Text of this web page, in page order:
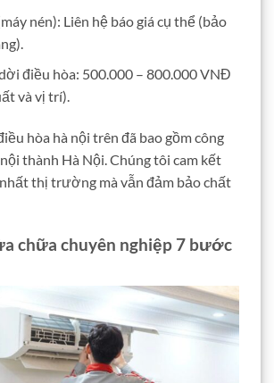
nén): Liên hệ báo giá cụ thể (bảo
điều hòa: 500.000 – 800.000 VNĐ
và vị trí).
hòa hà nội trên đã bao gồm công
thành Hà Nội. Chúng tôi cam kết
thị trường mà vẫn đảm bảo chất
chữa chuyên nghiệp 7 bước